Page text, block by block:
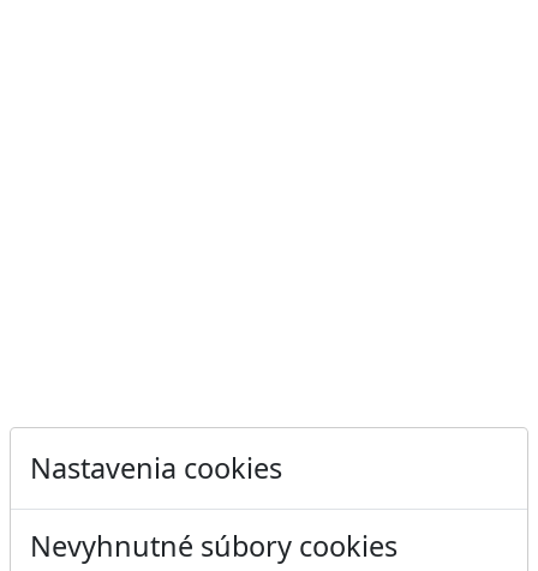
Nastavenia cookies
Nevyhnutné súbory cookies